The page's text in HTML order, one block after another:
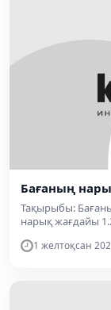
Бағаның
Тақырыбы:
нарық жағдайы
1 желтоқсан